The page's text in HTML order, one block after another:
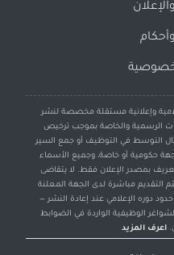
وإعلانية مستقلة مخصصة لنشر
الرسمية والخاصة بموجب ترخيص
التوسط في التوظيف أو جمع السير
جهة حكومية أو خاصة، وجميع الأسماء
بمصدر الإعلان فقط. لا يتقاضى
التقديم مباشرة لدى الجهة المعلنة
دوره الإعلامي عند إعادة النشر —
الوظيفية الواردة في الضوابط
اعرف المزيد